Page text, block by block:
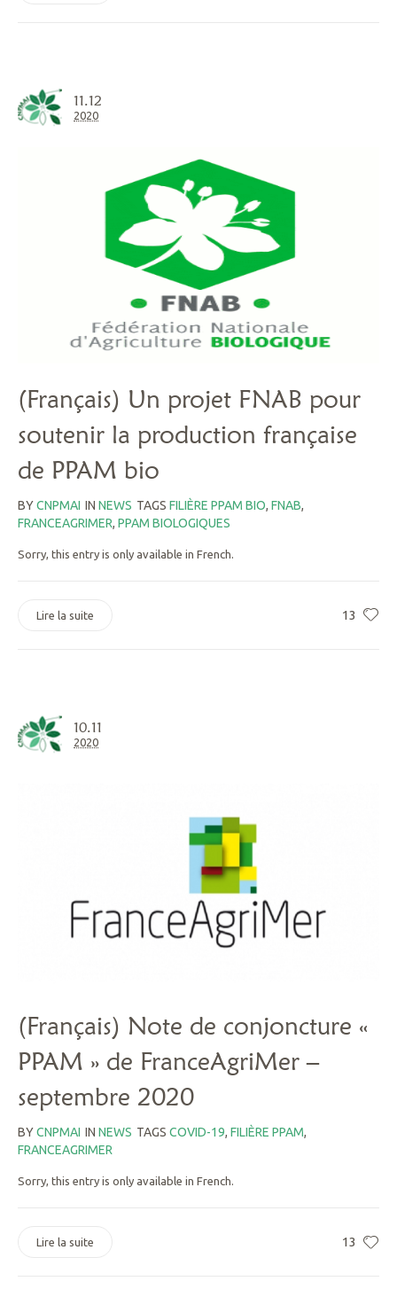
11.12
2020
(Français) Un projet FNAB pour
soutenir la production française
de PPAM bio
BYCNPMAI IN NEWS TAGS FILIÈRE PPAM BIO, FNAB,
FRANCEAGRIMER, PPAM BIOLOGIQUES
Sorry, this entry is only available in French.
13
Lire la suite
10.11
2020
(Français) Note de conjoncture «
PPAM » de FranceAgriMer –
septembre 2020
BYCNPMAI IN NEWS TAGS COVID-19, FILIÈRE PPAM,
FRANCEAGRIMER
Sorry, this entry is only available in French.
13
Lire la suite